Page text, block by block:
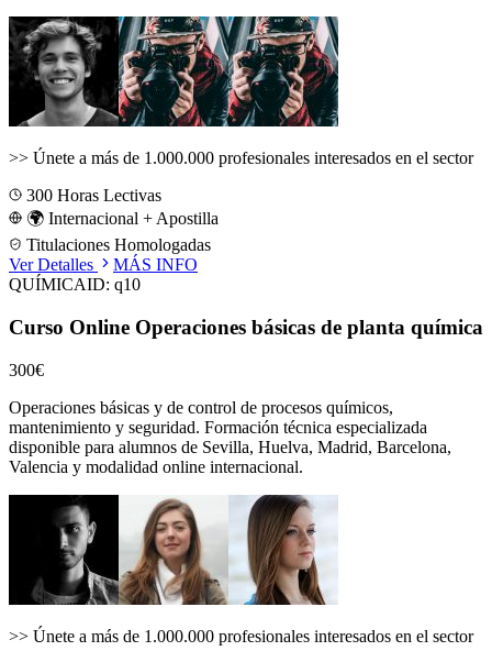
>> Únete a más de 1.000.000 profesionales interesados en el sector
300 Horas Lectivas
🌍 Internacional + Apostilla
Titulaciones Homologadas
Ver Detalles
MÁS INFO
QUÍMICAID: q10
Curso Online Operaciones básicas de planta química
300€
Operaciones básicas y de control de procesos químicos,
mantenimiento y seguridad. Formación técnica especializada
disponible para alumnos de Sevilla, Huelva, Madrid, Barcelona,
Valencia y modalidad online internacional.
>> Únete a más de 1.000.000 profesionales interesados en el sector